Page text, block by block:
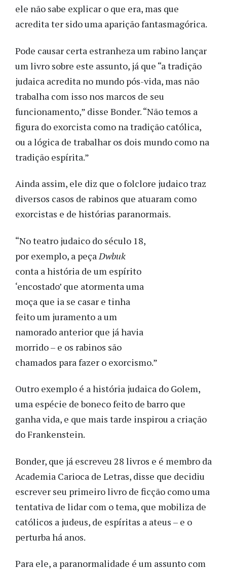
ele não sabe explicar o que era, mas que
acredita ter sido uma aparição fantasmagórica.
Pode causar certa estranheza um rabino lançar
um livro sobre este assunto, já que “a tradição
judaica acredita no mundo pós-vida, mas não
trabalha com isso nos marcos de seu
funcionamento,” disse Bonder. “Não temos a
figura do exorcista como na tradição católica,
ou a lógica de trabalhar os dois mundo como na
tradição espírita.”
Ainda assim, ele diz que o folclore judaico traz
diversos casos de rabinos que atuaram como
exorcistas e de histórias paranormais.
“No teatro judaico do século 18,
por exemplo, a peçaDwbuk
conta a história de um espírito
‘encostado’ que atormenta uma
moça que ia se casar e tinha
feito um juramento a um
namorado anterior que já havia
morrido – e os rabinos são
chamados para fazer o exorcismo.”
Outro exemplo é a história judaica do Golem,
uma espécie de boneco feito de barro que
ganha vida, e que mais tarde inspirou a criação
do Frankenstein.
Bonder, que já escreveu 28 livros e é membro da
Academia Carioca de Letras, disse que decidiu
escrever seu primeiro livro de ficção como uma
tentativa de lidar com o tema, que mobiliza de
católicos a judeus, de espíritas a ateus – e o
perturba há anos.
Para ele, a paranormalidade é um assunto com